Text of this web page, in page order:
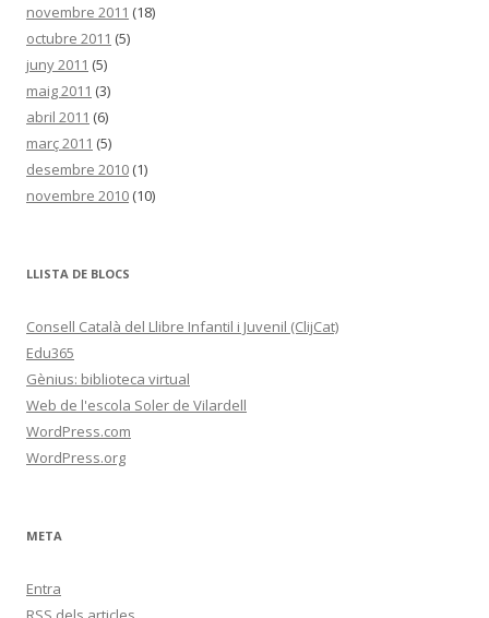
novembre 2011 (18)
octubre 2011 (5)
juny 2011 (5)
maig 2011 (3)
abril 2011 (6)
març 2011 (5)
desembre 2010 (1)
novembre 2010 (10)
LLISTA DE BLOCS
Consell Català del Llibre Infantil i Juvenil (ClijCat)
Edu365
Gènius: biblioteca virtual
Web de l'escola Soler de Vilardell
WordPress.com
WordPress.org
META
Entra